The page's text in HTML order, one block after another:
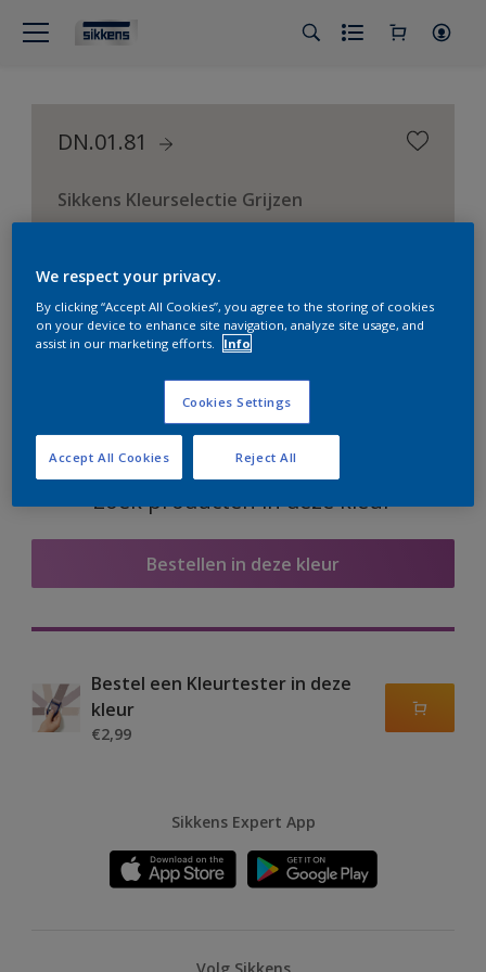
DN.01.81
Sikkens Kleurselectie Grijzen
Zoek producten in deze kleur
Bestellen in deze kleur
Bestel een Kleurtester in deze
kleur
€2,99
Sikkens Expert App
We respect your privacy.
By clicking “Accept All Cookies”, you agree to the storing of cookies
on your device to enhance site navigation, analyze site usage, and
assist in our marketing efforts.
Info
Cookies Settings
Reject All
Accept All Cookies